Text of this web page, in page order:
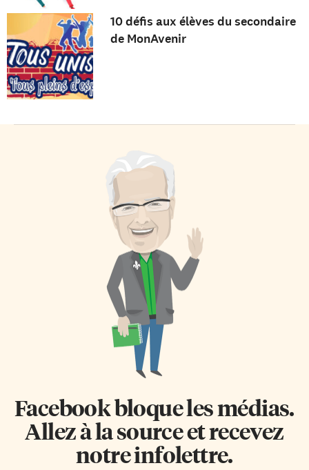
10 défis aux élèves du secondaire
de MonAvenir
Facebook bloque les médias.
Allez à la source et recevez
notre infolettre.